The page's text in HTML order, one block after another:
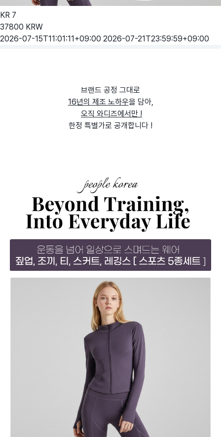
KR 7
37800 KRW
2026-07-15T11:01:11+09:00 2026-07-21T23:59:59+09:00
브랜드 공정 그대로
16년의 제조 노하우을 담아,
오직 와디즈에서만 !
한정 특별가로 공개합니다 !